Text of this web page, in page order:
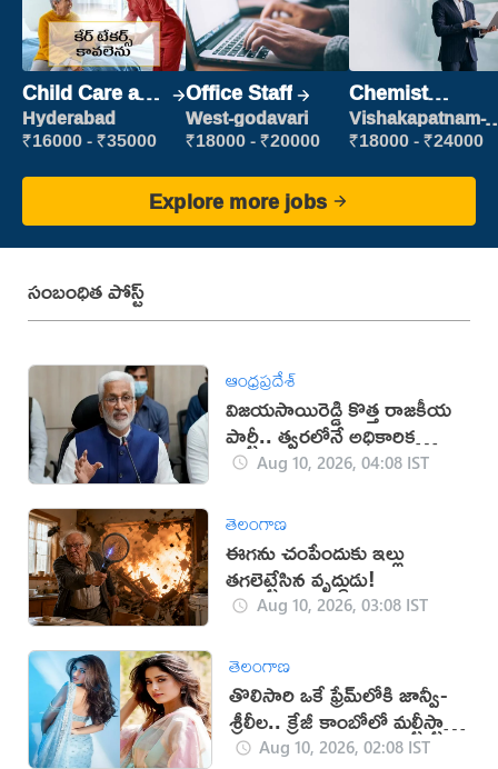
Child Care and
Patient care
Hyderabad
₹16000 - ₹35000
Office Staff
West-godavari
₹18000 - ₹20000
Chemist
Production
Executive
Vishakapatnam-
new
₹18000 - ₹24000
Explore more jobs
సంబంధిత పోస్ట్
ఆంధ్రప్రదేశ్
విజయసాయిరెడ్డి కొత్త రాజకీయ
పార్టీ.. త్వరలోనే అధికారిక
ప్రకటన!
Aug 10, 2026, 04:08 IST
తెలంగాణ
ఈగను చంపేందుకు ఇల్లు
తగలెట్టేసిన వృద్ధుడు!
Aug 10, 2026, 03:08 IST
తెలంగాణ
తొలిసారి ఒకే ఫ్రేమ్‌లోకి జాన్వీ-
శ్రీలీల.. క్రేజీ కాంబోలో మల్టీస్టారర్
సినిమా?
Aug 10, 2026, 02:08 IST